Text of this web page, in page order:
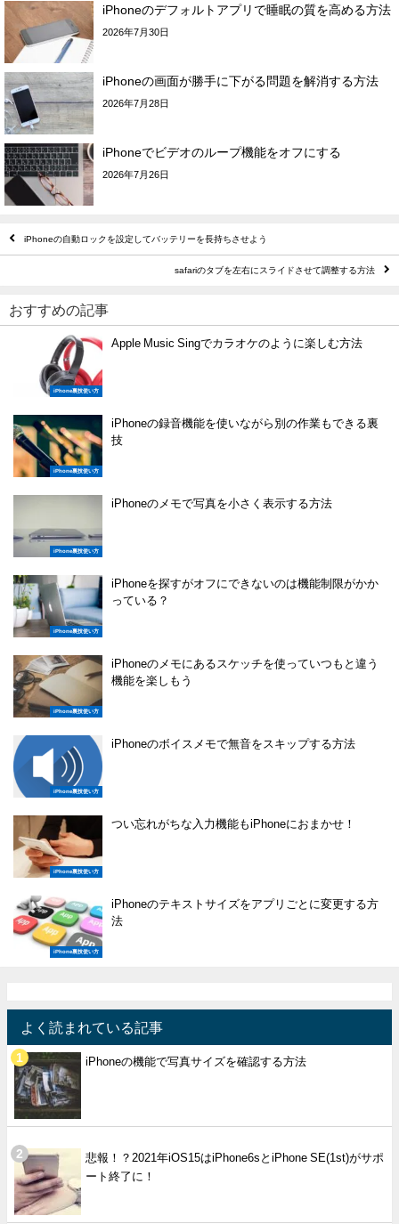
iPhoneのデフォルトアプリで睡眠の質を高める方法
2026年7月30日
iPhoneの画面が勝手に下がる問題を解消する方法
2026年7月28日
iPhoneでビデオのループ機能をオフにする
2026年7月26日
iPhoneの自動ロックを設定してバッテリーを長持ちさせよう
safariのタブを左右にスライドさせて調整する方法
おすすめの記事
iPhone裏技使い方
Apple Music Singでカラオケのように楽しむ方法
iPhone裏技使い方
iPhoneの録音機能を使いながら別の作業もできる裏
技
iPhone裏技使い方
iPhoneのメモで写真を小さく表示する方法
iPhone裏技使い方
iPhoneを探すがオフにできないのは機能制限がかか
っている？
iPhone裏技使い方
iPhoneのメモにあるスケッチを使っていつもと違う
機能を楽しもう
iPhone裏技使い方
iPhoneのボイスメモで無音をスキップする方法
iPhone裏技使い方
つい忘れがちな入力機能もiPhoneにおまかせ！
iPhone裏技使い方
iPhoneのテキストサイズをアプリごとに変更する方
法
よく読まれている記事
iPhoneの機能で写真サイズを確認する方法
悲報！？2021年iOS15はiPhone6sとiPhone SE(1st)がサポ
ート終了に！